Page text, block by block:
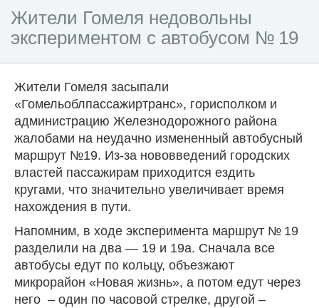
Жители Гомеля недовольны
экспериментом с автобусом № 19
Жители Гомеля засыпали
«Гомельоблпассажиртранс», горисполком и
администрацию Железнодорожного района
жалобами на неудачно измененный автобусный
маршрут №19. Из-за нововведений городских
властей пассажирам приходится ездить
кругами, что значительно увеличивает время
нахождения в пути.
Напомним, в ходе эксперимента маршрут № 19
разделили на два — 19 и 19а. Сначала все
автобусы едут по кольцу, объезжают
микрорайон «Новая жизнь», а потом едут через
него – один по часовой стрелке, другой –